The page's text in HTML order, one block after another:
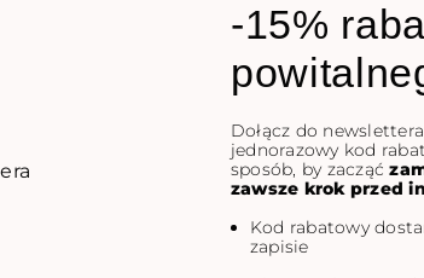
-15%
Dołącz do
jednorazowy kod
sposób, by zacząć
zawsze krok przed
Kod rabatowy
zapisie